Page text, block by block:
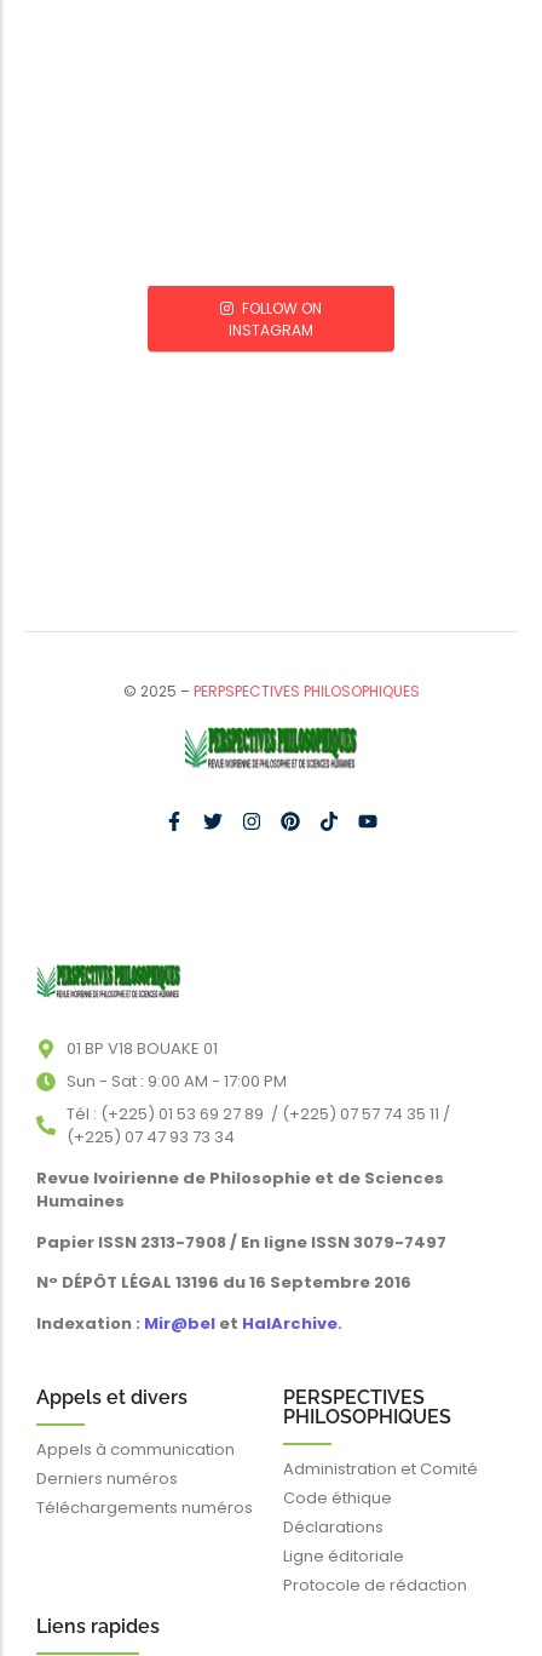
FOLLOW ON
INSTAGRAM
© 2025 –PERPSPECTIVES PHILOSOPHIQUES
01 BP V18 BOUAKE 01
Sun - Sat : 9:00 AM - 17:00 PM
Tél : (+225) 01 53 69 27 89 / (+225) 07 57 74 35 11 /
(+225) 07 47 93 73 34
Revue Ivoirienne de Philosophie et de Sciences
Humaines
Papier ISSN 2313-7908 / En ligne ISSN 3079-7497
N° DÉPÔT LÉGAL 13196 du 16 Septembre 2016
Indexation : Mir@bel et HalArchive.
Appels et divers
Appels à communication
Derniers numéros
Téléchargements numéros
PERSPECTIVES
PHILOSOPHIQUES
Administration et Comité
Code éthique
Déclarations
Ligne éditoriale
Protocole de rédaction
Liens rapides